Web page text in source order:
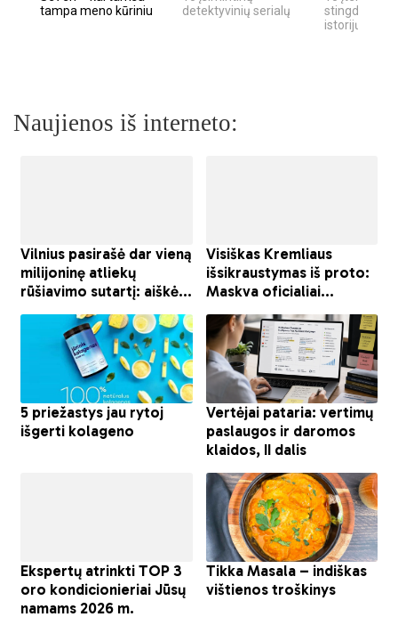
tampa meno kūriniu
detektyvinių serialų
stingdančių
istorijų
Naujienos iš interneto: